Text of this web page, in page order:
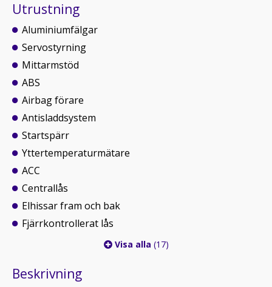
Utrustning
Aluminiumfälgar
Servostyrning
Mittarmstöd
ABS
Airbag förare
Antisladdsystem
Startspärr
Yttertemperaturmätare
ACC
Centrallås
Elhissar fram och bak
Fjärrkontrollerat lås
Visa alla (17)
Beskrivning